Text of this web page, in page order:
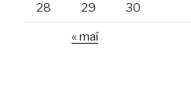
28 29 30
« maí